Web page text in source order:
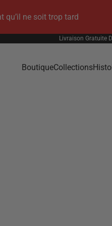
qu’il ne soit trop tard
Livraison Gratuite
BoutiqueCollections